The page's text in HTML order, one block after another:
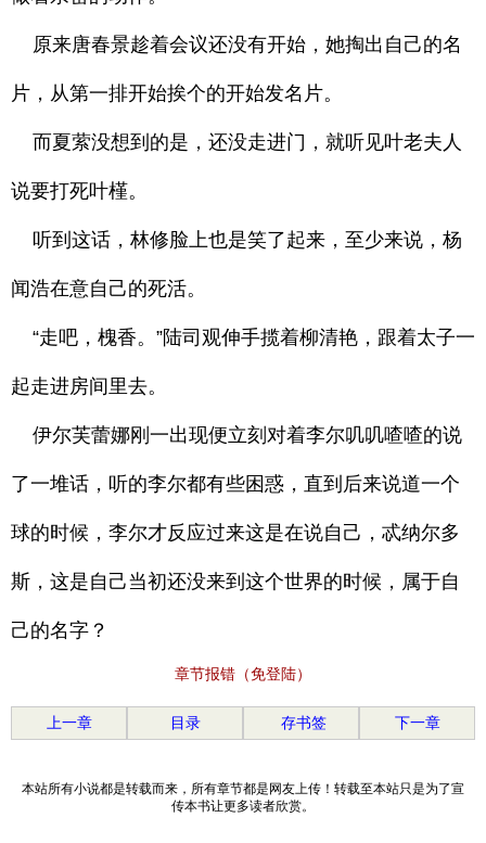
原来唐春景趁着会议还没有开始，她掏出自己的名
片，从第一排开始挨个的开始发名片。
而夏萦没想到的是，还没走进门，就听见叶老夫人
说要打死叶槿。
听到这话，林修脸上也是笑了起来，至少来说，杨
闻浩在意自己的死活。
“走吧，槐香。”陆司观伸手揽着柳清艳，跟着太子一
起走进房间里去。
伊尔芙蕾娜刚一出现便立刻对着李尔叽叽喳喳的说
了一堆话，听的李尔都有些困惑，直到后来说道一个
球的时候，李尔才反应过来这是在说自己，忒纳尔多
斯，这是自己当初还没来到这个世界的时候，属于自
己的名字？
章节报错（免登陆）
上一章 目录 存书签 下一章
本站所有小说都是转载而来，所有章节都是网友上传！转载至本站只是为了宣
传本书让更多读者欣赏。